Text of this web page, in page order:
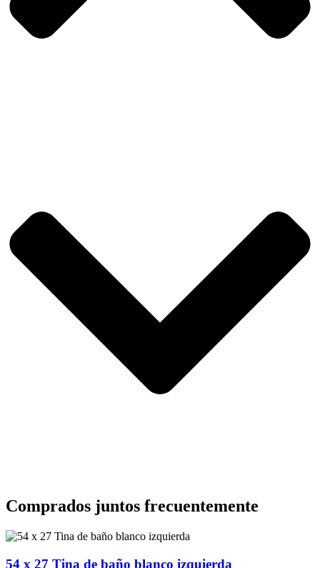
Comprados juntos frecuentemente
54 x 27 Tina de baño blanco izquierda